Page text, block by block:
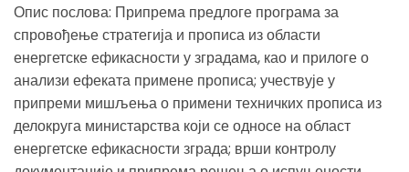
Опис послова: Припрема предлоге програма за
спровођење стратегија и прописа из области
енергетске ефикасности у зградама, као и прилоге о
анализи ефеката примене прописа; учествује у
припреми мишљења о примени техничких прописа из
делокруга министарства који се односе на област
енергетске ефикасности зграда; врши контролу